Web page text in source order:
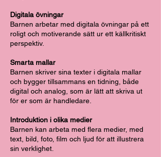
Digitala övningar
Barnen arbetar med digitala övningar på ett
roligt och motiverande sätt ur ett källkritiskt
perspektiv.
Smarta mallar
Barnen skriver sina texter i digitala mallar
och bygger tillsammans en tidning, både
digital och analog, som är lätt att skriva ut
för er som är handledare.
Introduktion i olika medier
Barnen kan arbeta med flera medier, med
text, bild, foto, film och ljud för att illustrera
sin verklighet.